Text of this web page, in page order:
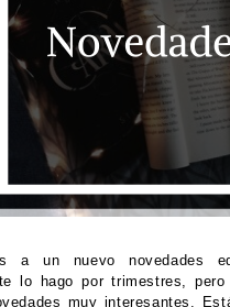
a un nuevo novedades
lo hago por trimestres,
muy interesantes.